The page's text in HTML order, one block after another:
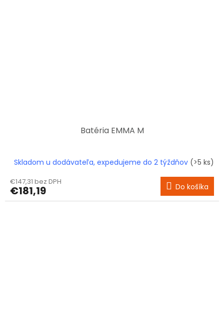
Batéria EMMA M
Skladom u dodávateľa, expedujeme do 2 týždňov (>5 ks)
€147,31 bez DPH
€181,19 Do košíka